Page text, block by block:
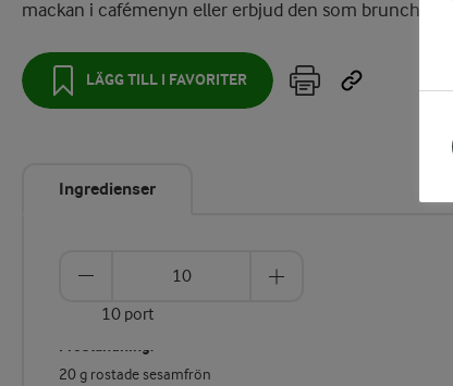
mackan i cafémenyn eller erbjud den som brunchrätt.
LÄGG TILL I FAVORITER
Ingredienser
10 port
Fröblandning:
20 g rostade sesamfrön